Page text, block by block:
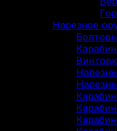
Нарезное